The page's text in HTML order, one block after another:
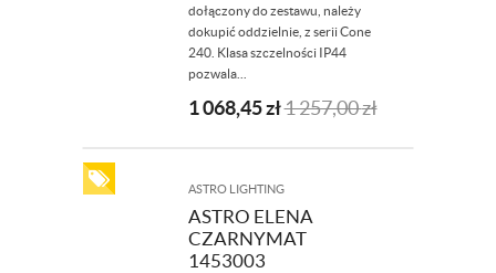
dołączony do zestawu, należy
dokupić oddzielnie, z serii Cone
240. Klasa szczelności IP44
pozwala...
1 068,45zł1 257,00zł
ASTRO LIGHTING
ASTRO ELENA
CZARNYMAT
1453003